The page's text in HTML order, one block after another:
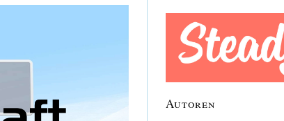
Autoren